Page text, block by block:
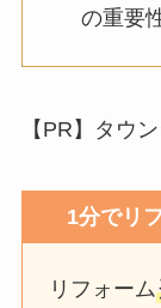
の重要
【PR】タウ
1分でリ
リフォーム